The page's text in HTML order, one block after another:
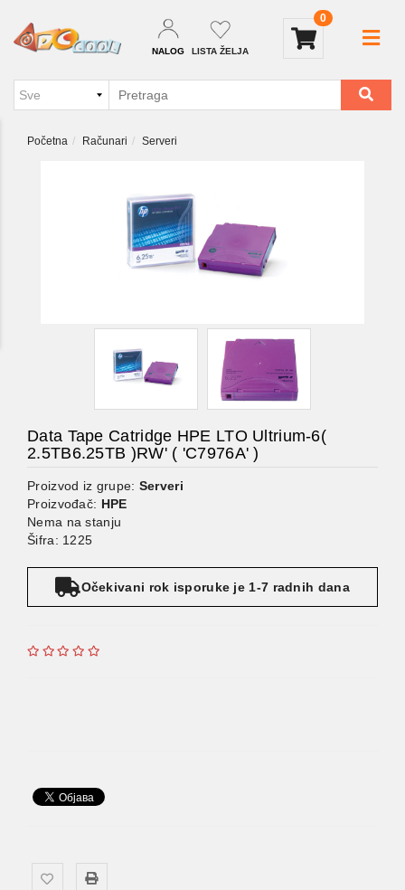
NALOG LISTA ŽELJA
0
Početna Računari Serveri
Data Tape Catridge HPE LTO Ultrium-6(
2.5TB6.25TB )RW' ( 'C7976A' )
Proizvod iz grupe: Serveri
Proizvođač: HPE
Nema na stanju
Šifra: 1225
Očekivani rok isporuke je 1-7 radnih dana